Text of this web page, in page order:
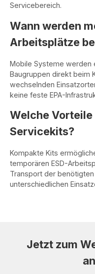
Servicebereich.
Wann werden
Arbeitsplätze
Mobile Systeme werden
Baugruppen direkt beim
wechselnden
keine feste EPA-
Welche Vorteile
Servicekits?
Kompakte Kits
temporären ESD-
Transport der
unterschiedlichen
Jetzt zum